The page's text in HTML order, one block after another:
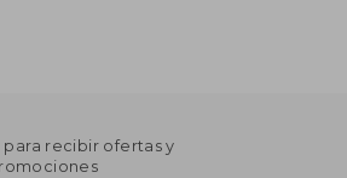
recibir ofertas y